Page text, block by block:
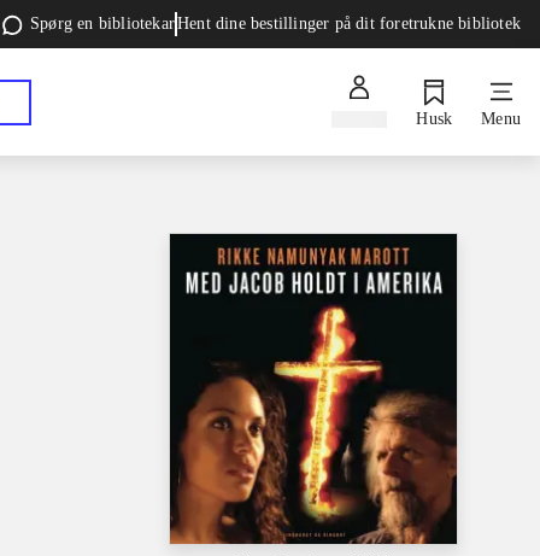
Spørg en bibliotekarHent dine bestillinger på dit foretrukne bibliotek
Husk Menu